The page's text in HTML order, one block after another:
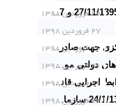
۲۷ فروردین ۱۳۹۸ ابطال بخشنامه‌های شماره 59740- 27/11/1395 و 47997- 30/10/1396 سازمان شهرداری‌ها و دهیاری‌ها و مجوزهای صادره از سوی سازمان اداری و استخدامی کشور در خصوص تبدیل وضعیت کارکنان قراردادی به پیمانی در شهرداری‌ها (دادنامه شماره 87 الی 91 مورخ 27/1/1398 هیئت عمومی
۲۷ فروردین ۱۳۹۸
۲۶ فروردین ۱۳۹۸ بخشنامه لزوم اخذ مجوز از بانک مرکزی جهت صادرات سنگهای نیمه قیمتی و قیمتی
۲۶ فروردین ۱۳۹۸ آیین نامه راهبری شرکتی در شرکت های دولتی موضوع: بند «ب» ماده (۴) قانون برنامه ششم توسعه اقتصادی، اجتماعی و فرهنگی
۲۶ فروردین ۱۳۹۸ تصویبنامه هیئت وزیران مبنی بر ضوابط اجرایی قانون بودجه سال ۱۳۹۸ کل کشور
۲۴ فروردین ۱۳۹۸ بخشنامه شماره 4/98/200 مورخ 24/1/1398 سازمان امور مالیاتی کشور مبنی بر میزان معافیت سالانه حقوق و همچنین نرخ مالیات و درآمد حقوق سال 1398 وفق مقررات بند (الف) تبصره 6 قانون بودجه سال 1398 کل کشور